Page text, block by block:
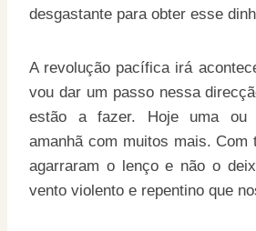
desgastante para obter esse
A revolução pacífica irá
vou dar um passo nessa
estão a fazer. Hoje uma ou
amanhã com muitos mais. Com
agarraram o lenço e não o
vento violento e repentino que